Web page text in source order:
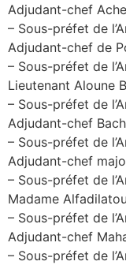
Adjudant-chef
– Sous-préfet de
Adjudant-chef de
– Sous-préfet de
Lieutenant Aloune
– Sous-préfet de
Adjudant-chef
– Sous-préfet de
Adjudant-chef
– Sous-préfet de
Madame
– Sous-préfet de
Adjudant-chef
– Sous-préfet de